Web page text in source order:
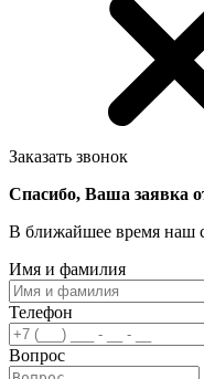
Заказать звонок
Спасибо, Ваша заявка
В ближайшее время наш
Имя и фамилия
Телефон
Вопрос